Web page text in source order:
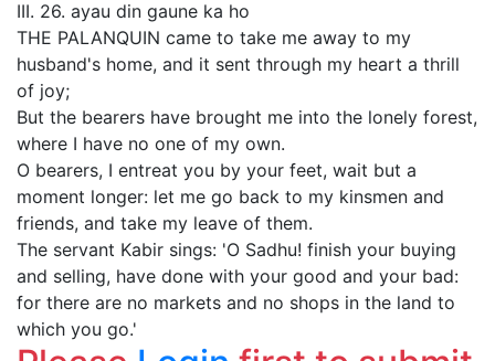
III. 26. ayau din gaune ka ho
THE PALANQUIN came to take me away to my
husband's home, and it sent through my heart a thrill
of joy;
But the bearers have brought me into the lonely forest,
where I have no one of my own.
O bearers, I entreat you by your feet, wait but a
moment longer: let me go back to my kinsmen and
friends, and take my leave of them.
The servant Kabir sings: 'O Sadhu! finish your buying
and selling, have done with your good and your bad:
for there are no markets and no shops in the land to
which you go.'